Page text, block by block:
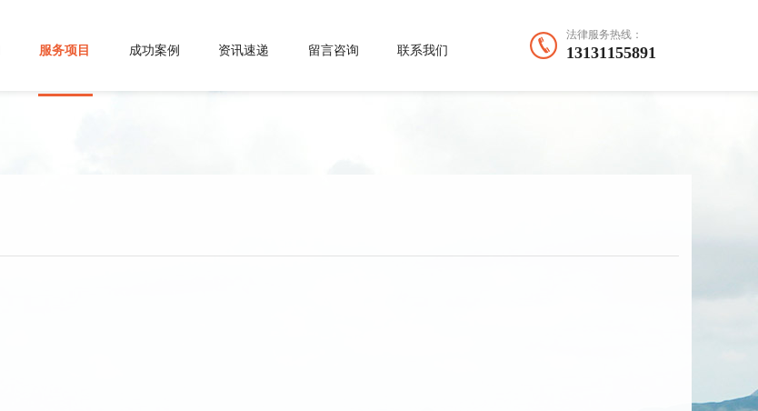
法律服务热线：
13131155891
服务项目 成功案例 资讯速递 留言咨询 联系我们